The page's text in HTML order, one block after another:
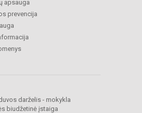
apsauga
prevencija
darželis - mokykla
biudžetinė įstaiga